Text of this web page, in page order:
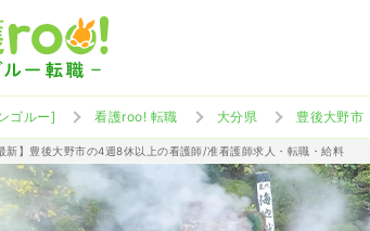
ゴルー] 看護roo! 転職 大分県 豊後大野市
新】豊後大野市の4週8休以上の看護師/准看護師求人・転職・給料